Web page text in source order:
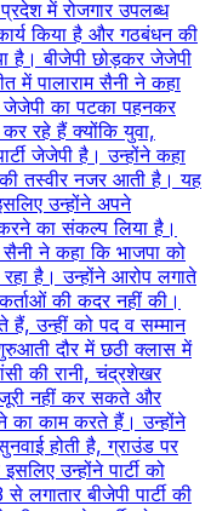
में रोजगार उपलब्ध
किया है और गठबंधन की
है। बीजेपी छोड़कर जेजेपी
में पालाराम सैनी ने कहा
का पटका पहनकर
कर रहे हैं क्योंकि युवा,
जेजेपी है। उन्होंने कहा
तस्वीर नजर आती है। यह
उन्होंने अपने
का संकल्प लिया है।
ने कहा कि भाजपा को
है। उन्होंने आरोप लगाते
की कदर नहीं की।
उन्हीं को पद व सम्मान
दौर में छठी क्लास में
की रानी, चंद्रशेखर
नहीं कर सकते और
का काम करते हैं। उन्होंने
होती है, ग्राउंड पर
उन्होंने पार्टी को
बीजेपी पार्टी की